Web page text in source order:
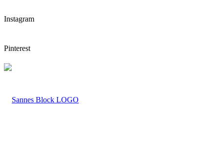
Instagram
Pinterest
LOGO